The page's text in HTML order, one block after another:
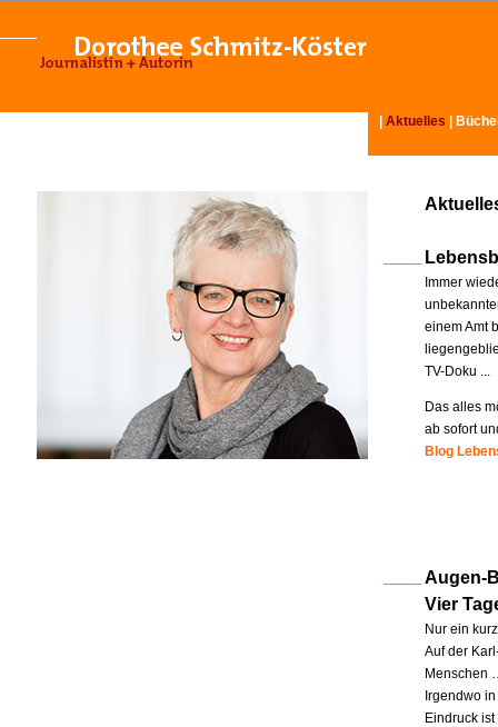
Aktuelles
Immer
einem Amt
TV-Doku ...
Das alles
ab sofort
Blog
Augen-
Vier
Nur ein
Auf der
Menschen
Irgendwo
Eindruck